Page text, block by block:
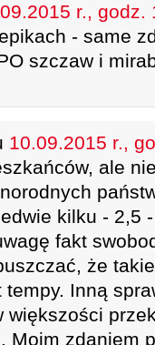
r., godz.
- same
szczaw i
10.09.2015 r.,
ale
kilku - 2,5
fakt
że
Inną
Moim zdaniem